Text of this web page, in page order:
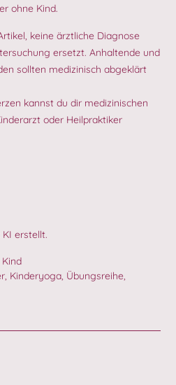
ohne Kind.
keine ärztliche Diagnose
ersetzt. Anhaltende und
sollten medizinisch abgeklärt
kannst du dir medizinischen
oder Heilpraktiker
erstellt.
, Kinderyoga, Übungsreihe,